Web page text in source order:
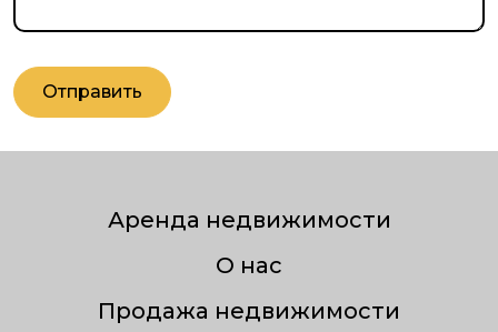
Отправить
Аренда недвижимости
О нас
Продажа недвижимости